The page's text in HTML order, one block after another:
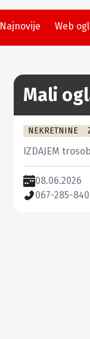
Najnovije Web
Mali
NEKRETNINE
IZDAJEM
08.06.2026
067-285-840